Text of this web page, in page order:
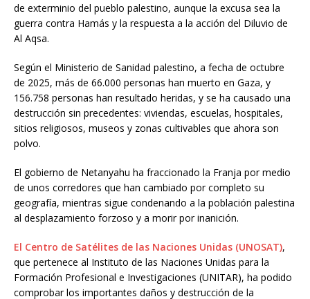
de exterminio del pueblo palestino, aunque la excusa sea la
guerra contra Hamás y la respuesta a la acción del Diluvio de
Al Aqsa.
Según el Ministerio de Sanidad palestino, a fecha de octubre
de 2025, más de 66.000 personas han muerto en Gaza, y
156.758 personas han resultado heridas, y se ha causado una
destrucción sin precedentes: viviendas, escuelas, hospitales,
sitios religiosos, museos y zonas cultivables que ahora son
polvo.
El gobierno de Netanyahu ha fraccionado la Franja por medio
de unos corredores que han cambiado por completo su
geografía, mientras sigue condenando a la población palestina
al desplazamiento forzoso y a morir por inanición.
El Centro de Satélites de las Naciones Unidas (UNOSAT),
que pertenece al Instituto de las Naciones Unidas para la
Formación Profesional e Investigaciones (UNITAR), ha podido
comprobar los importantes daños y destrucción de la